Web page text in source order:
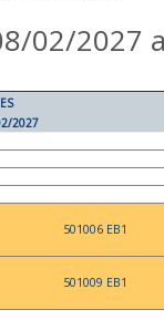
02/2027
2027
501006 EB1
501009 EB1